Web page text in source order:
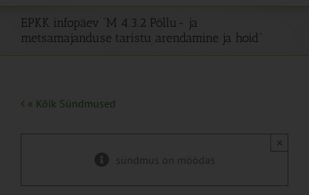
EPKK infopäev “M 4.3.2 Põllu- ja
metsamajanduse taristu arendamine ja hoid”
« Kõik Sündmused
sündmus on möödas
×